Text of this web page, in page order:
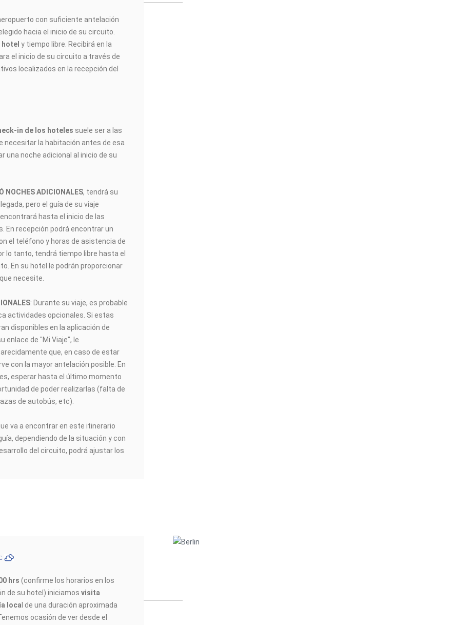
con suficiente antelación
hacia el inicio de su circuito.
hotely tiempo libre. Recibirá en la
el inicio de su circuito a través de
localizados en la recepción del
in de los hoteles suele ser a las
necesitar la habitación antes de esa
una noche adicional al inicio de su
NOCHES ADICIONALES, tendrá su
pero el guía de su viaje
hasta el inicio de las
En recepción podrá encontrar un
el teléfono y horas de asistencia de
lo tanto, tendrá tiempo libre hasta el
En su hotel le podrán proporcionar
necesite.
: Durante su viaje, es probable
actividades opcionales. Si estas
disponibles en la aplicación de
enlace de "Mi Viaje", le
que, en caso de estar
con la mayor antelación posible. En
esperar hasta el último momento
de poder realizarlas (falta de
de autobús, etc).
va a encontrar en este itinerario
dependiendo de la situación y con
del circuito, podrá ajustar los
hrs(confirme los horarios en los
de su hotel) iniciamosvisita
loca l de una duración aproximada
ocasión de ver desde el